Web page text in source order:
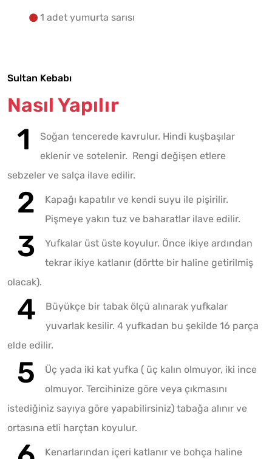
1 adet yumurta sarısı
Sultan Kebabı
Nasıl Yapılır
Soğan tencerede kavrulur. Hindi kuşbaşılar
eklenir ve sotelenir. Rengi değişen etlere
sebzeler ve salça ilave edilir.
Kapağı kapatılır ve kendi suyu ile pişirilir.
Pişmeye yakın tuz ve baharatlar ilave edilir.
Yufkalar üst üste koyulur. Önce ikiye ardından
tekrar ikiye katlanır (dörtte bir haline getirilmiş
olacak).
Büyükçe bir tabak ölçü alınarak yufkalar
yuvarlak kesilir. 4 yufkadan bu şekilde 16 parça
elde edilir.
Üç yada iki kat yufka ( üç kalın olmuyor, iki ince
olmuyor. Tercihinize göre veya çıkmasını
istediğiniz sayıya göre yapabilirsiniz) tabağa alınır ve
ortasına etli harçtan koyulur.
Kenarlarından içeri katlanır ve bohça haline